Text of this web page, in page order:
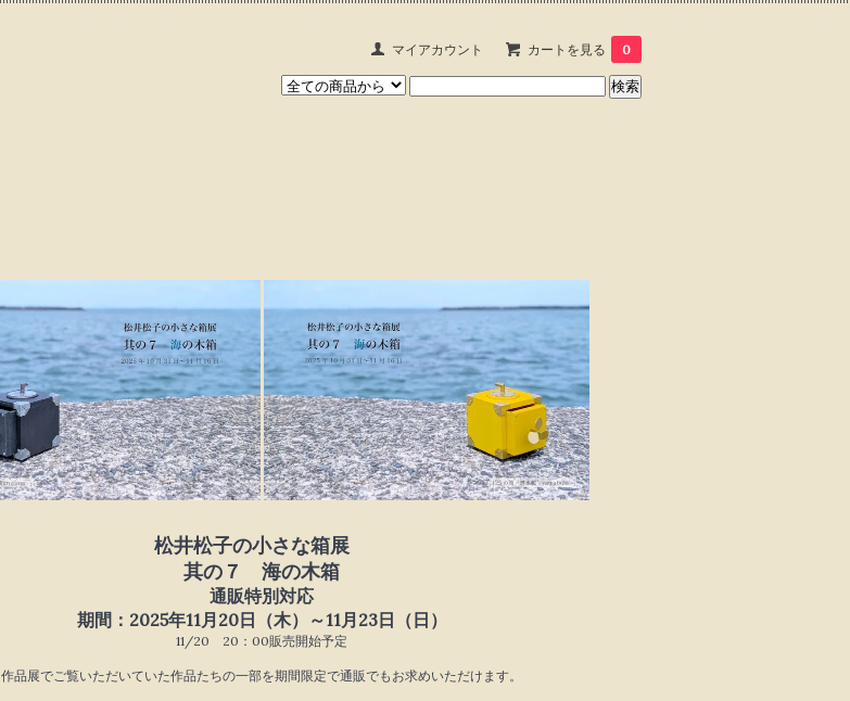
マイアカウント カートを見る 0
松井松子の小さな箱展
其の７ 海の木箱
通販特別対応
期間：2025年11月20日（木）～11月23日（日）
11/20 20：00販売開始予定
作品展でご覧いただいていた作品たちの一部を期間限定で通販でもお求めいただけます。